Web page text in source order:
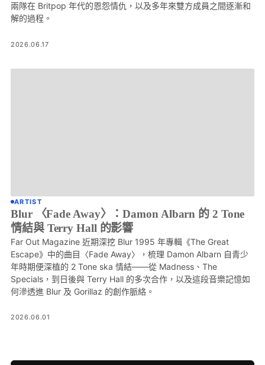
兩隊在 Britpop 年代的恩怨情仇，以及多年來雙方成員之間逐漸和
解的過程。
2026.06.17
ARTIST
Blur 〈Fade Away〉：Damon Albarn 的 2 Tone
情結與 Terry Hall 的影響
Far Out Magazine 近期深挖 Blur 1995 年專輯《The Great
Escape》中的曲目〈Fade Away〉，梳理 Damon Albarn 自青少
年時期便深植的 2 Tone ska 情結——從 Madness、The
Specials，到日後與 Terry Hall 的多次合作，以及這段音樂記憶如
何滲透進 Blur 及 Gorillaz 的創作脈絡。
2026.06.01